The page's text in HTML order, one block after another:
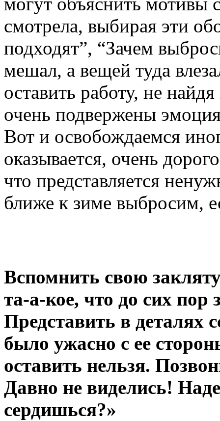
смотрела, выбирая эти
подходят”, “Зачем
мешал, а вещей туда
оставить работу, не
очень подвержены
Вот и освобождаемся
оказывается, очень
что представляется
ближе к зиме выбросим,
Вспомнить свою
та-а-кое, что до сих
Представить в деталях
было ужасно с ее
оставить нельзя.
Давно не виделись!
сердишься?»